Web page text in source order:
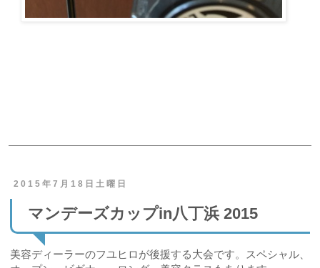
2015年7月18日土曜日
マンデーズカップin八丁浜 2015
美容ディーラーのフユヒロが後援する大会です。スペシャル、